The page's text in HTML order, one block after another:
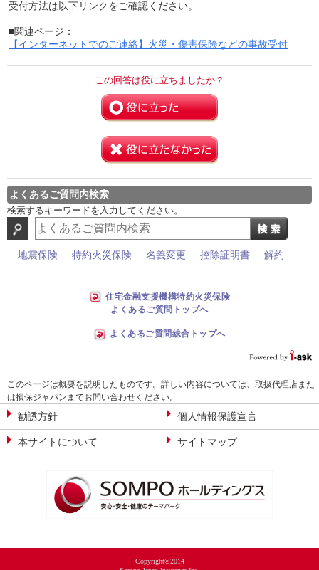
受付方法は以下リンクをご確認ください。
■関連ページ：
【インターネットでのご連絡】火災・傷害保険などの事故受付
この回答は役に立ちましたか？
よくあるご質問内検索
検索するキーワードを入力してください。
地震保険 特約火災保険 名義変更 控除証明書 解約
住宅金融支援機構特約火災保険
よくあるご質問トップへ
よくあるご質問総合トップへ
このページは概要を説明したものです。詳しい内容については、取扱代理店また
は損保ジャパンまでお問い合わせください。
勧誘方針 個人情報保護宣言
本サイトについて サイトマップ
Copyright©2014